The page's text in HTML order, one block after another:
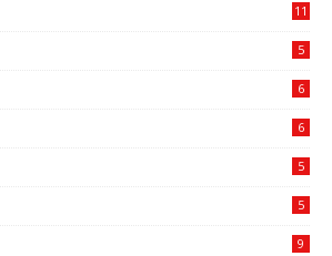
11
5
6
6
5
5
9